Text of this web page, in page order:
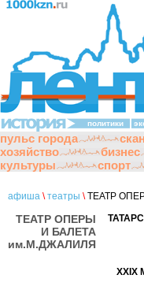
политики
пульс города
хозяйство
бизнес
культуры
спорт
афиша \ театры \ТЕАТР
ТЕАТР ОПЕРЫ
И БАЛЕТА
им.М.ДЖАЛИЛЯ
XXIX